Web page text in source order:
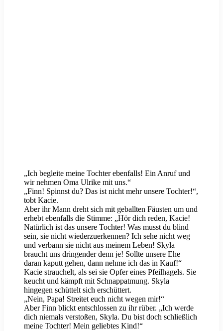
„Ich begleite meine Tochter ebenfalls! Ein Anruf und
wir nehmen Oma Ulrike mit uns.“
„Finn! Spinnst du? Das ist nicht mehr unsere Tochter!“,
tobt Kacie.
Aber ihr Mann dreht sich mit geballten Fäusten um und
erhebt ebenfalls die Stimme: „Hör dich reden, Kacie!
Natürlich ist das unsere Tochter! Was musst du blind
sein, sie nicht wiederzuerkennen? Ich sehe nicht weg
und verbann sie nicht aus meinem Leben! Skyla
braucht uns dringender denn je! Sollte unsere Ehe
daran kaputt gehen, dann nehme ich das in Kauf!“
Kacie strauchelt, als sei sie Opfer eines Pfeilhagels. Sie
keucht und kämpft mit Schnappatmung. Skyla
hingegen schüttelt sich erschüttert.
„Nein, Papa! Streitet euch nicht wegen mir!“
Aber Finn blickt entschlossen zu ihr rüber. „Ich werde
dich niemals verstoßen, Skyla. Du bist doch schließlich
meine Tochter! Mein geliebtes Kind!“